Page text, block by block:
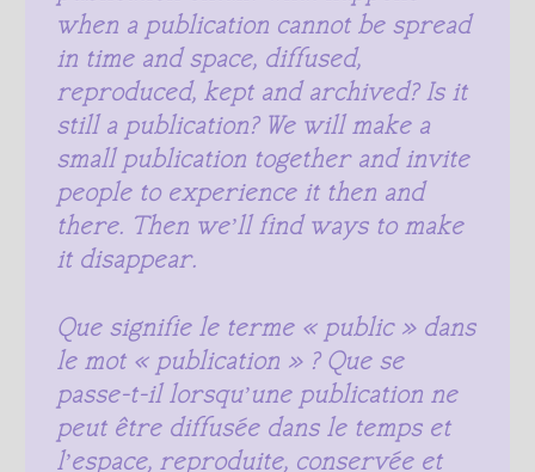
when a publication cannot be spread
in time and space, diffused,
reproduced, kept and archived? Is it
still a publication? We will make a
small publication together and invite
people to experience it then and
there. Then we’ll find ways to make
it disappear.
Que signifie le terme « public » dans
le mot « publication » ? Que se
passe-t-il lorsqu’une publication ne
peut être diffusée dans le temps et
l’espace, reproduite, conservée et